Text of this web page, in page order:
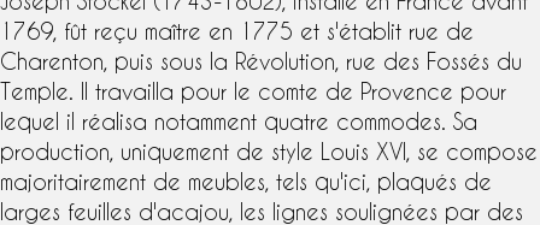
1769, fût reçu maître en 1775 et s'établit rue de
Charenton, puis sous la Révolution, rue des Fossés du
Temple. Il travailla pour le comte de Provence pour
lequel il réalisa notamment quatre commodes. Sa
production, uniquement de style Louis XVI
, se compose
majoritairement de meubles, tels qu'ici, plaqués de
larges feuilles d'acajou, les lignes soulignées par des